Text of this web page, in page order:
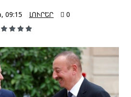
09:15 ԼՈՒՐԵՐ
0